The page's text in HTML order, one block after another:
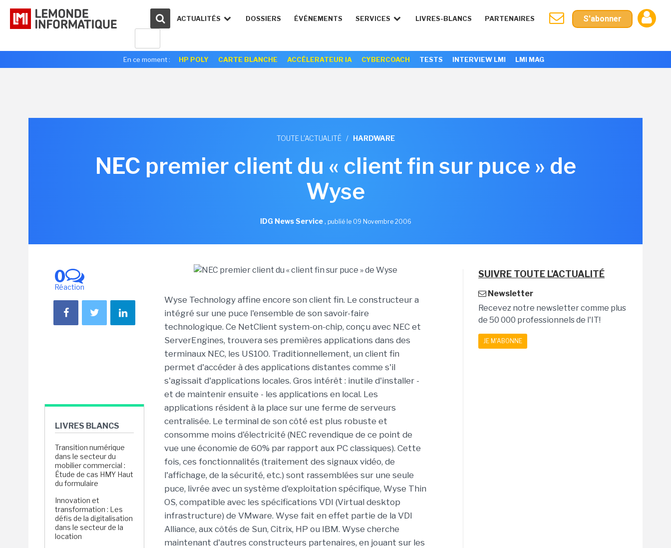
ACTUALITÉS DOSSIERS ÉVÉNEMENTS SERVICES LIVRES-BLANCS PARTENAIRES S'abonner
En ce moment : HP POLY CARTE BLANCHE ACCÉLERATEUR IA CYBERCOACH TESTS INTERVIEW LMI LMI MAG
TOUTE L'ACTUALITÉ / HARDWARE
NEC premier client du « client fin sur puce » de
Wyse
IDG News Service, publié le 09 Novembre 2006
0
Réaction
LIVRES BLANCS
Transition numérique
dans le secteur du
mobilier commercial :
Étude de cas HMY Haut
du formulaire
Innovation et
transformation : Les
défis de la digitalisation
dans le secteur de la
location
Wyse Technology affine encore son client fin. Le constructeur a
intégré sur une puce l'ensemble de son savoir-faire
technologique. Ce NetClient system-on-chip, conçu avec NEC et
ServerEngines, trouvera ses premières applications dans des
terminaux NEC, les US100. Traditionnellement, un client fin
permet d'accéder à des applications distantes comme s'il
s'agissait d'applications locales. Gros intérêt : inutile d'installer -
et de maintenir ensuite - les applications en local. Les
applications résident à la place sur une ferme de serveurs
centralisée. Le terminal de son côté est plus robuste et
consomme moins d'électricité (NEC revendique de ce point de
vue une économie de 60% par rapport aux PC classiques). Cette
fois, ces fonctionnalités (traitement des signaux vidéo, de
l'affichage, de la sécurité, etc.) sont rassemblées sur une seule
puce, livrée avec un système d'exploitation spécifique, Wyse Thin
OS, compatible avec les spécifications VDI (Virtual desktop
infrastructure) de VMware. Wyse fait en effet partie de la VDI
Alliance, aux côtés de Sun, Citrix, HP ou IBM. Wyse cherche
maintenant d'autres constructeurs partenaires, en jouant sur les
SUIVRE TOUTE L'ACTUALITÉ
Newsletter
Recevez notre newsletter comme plus
de 50 000 professionnels de l'IT!
JE M'ABONNE